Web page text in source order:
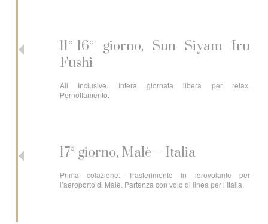
11°-16° giorno, Sun Siyam Iru
Fushi
All Inclusive. Intera giornata libera per relax.
Pernottamento.
17° giorno, Malè – Italia
Prima colazione. Trasferimento in idrovolante per
l’aeroporto di Malè. Partenza con volo di linea per l’Italia.